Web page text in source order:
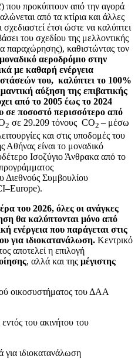
που προκύπτουν από την αγορά
από τα κτίρια και άλλες
έτσι ώστε να καλύπτει
του σχεδίου της μελλοντικής
παραχώρησης), καθιστώντας τον
μοναδικό αεροδρόμιο στην
με καθαρή ενέργεια
του, καλύπτει το 100%
αύξηση της επιβατικής
από το 2005 έως το 2024
σε ποσοστό περισσότερο από
2 σε 29.209 τόνους CO2 – μέσω
και στις υποδομές του
Αθήνας είναι το μοναδικό
Ισοζύγιο Άνθρακα από το
Συμβουλίου
–Europe).
του 2026, όλες οι ανάγκες
θα καλύπτονται μόνο από
ενέργεια που παράγεται στις
για ιδιοκατανάλωση. Κεντρικό
αποτελεί η επιλογή
, αλλά και της μέγιστης
οικοσυστήματος του ΔΑΑ
του ακινήτου του
για ιδιοκατανάλωση